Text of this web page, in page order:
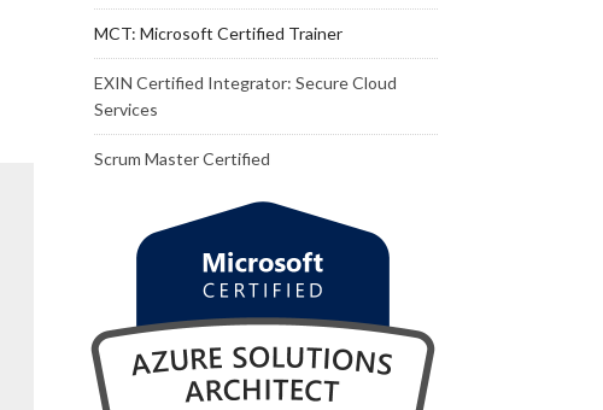
MCT: Microsoft Certified Trainer
EXIN Certified Integrator: Secure Cloud
Services
Scrum Master Certified